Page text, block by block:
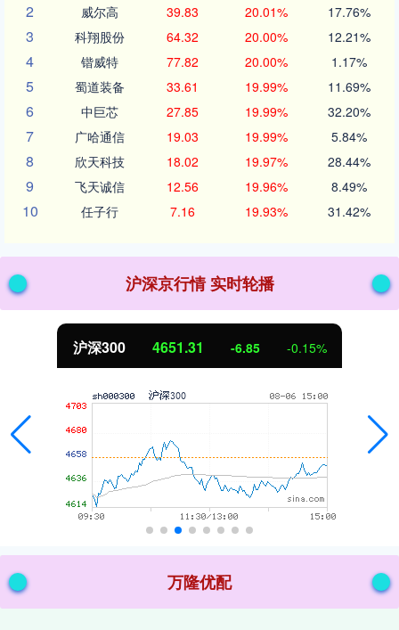
2 威尔高 39.83 20.01% 17.76%
3 科翔股份 64.32 20.00% 12.21%
4 锴威特 77.82 20.00% 1.17%
5 蜀道装备 33.61 19.99% 11.69%
6 中巨芯 27.85 19.99% 32.20%
7 广哈通信 19.03 19.99% 5.84%
8 欣天科技 18.02 19.97% 28.44%
9 飞天诚信 12.56 19.96% 8.49%
10 任子行 7.16 19.93% 31.42%
沪深京行情 实时轮播
沪深300 4651.31 -6.85 -0.15%
万隆优配